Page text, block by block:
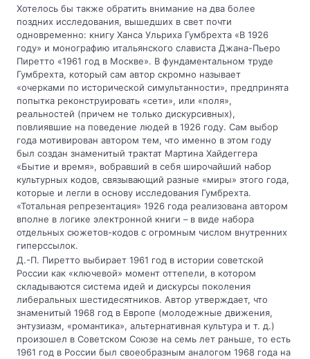
Хотелось бы также обратить внимание на два более
поздних исследования, вышедших в свет почти
одновременно: книгу Ханса Ульриха Гумбрехта «В 1926
году» и монографию итальянского слависта Джана-Пьеро
Пиретто «1961 год в Москве». В фундаментальном труде
Гумбрехта, который сам автор скромно называет
«очерками по исторической симультанности», предпринята
попытка реконструировать «сети», или «поля»,
реальностей (причем не только дискурсивных),
повлиявшие на поведение людей в 1926 году. Сам выбор
года мотивирован автором тем, что именно в этом году
был создан знаменитый трактат Мартина Хайдеггера
«Бытие и время», вобравший в себя широчайший набор
культурных кодов, связывающий разные «миры» этого года,
которые и легли в основу исследования Гумбрехта.
«Тотальная репрезентация» 1926 года реализована автором
вполне в логике электронной книги – в виде набора
отдельных сюжетов-кодов с огромным числом внутренних
гиперссылок.
Д.-П. Пиретто выбирает 1961 год в истории советской
России как «ключевой» момент оттепели, в котором
складываются система идей и дискурсы поколения
либеральных шестидесятников. Автор утверждает, что
знаменитый 1968 год в Европе (молодежные движения,
энтузиазм, «романтика», альтернативная культура и т. д.)
произошел в Советском Союзе на семь лет раньше, то есть
1961 год в России был своеобразным аналогом 1968 года на